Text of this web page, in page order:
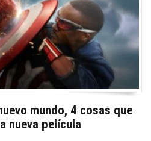
mundo, 4 cosas que
nueva película